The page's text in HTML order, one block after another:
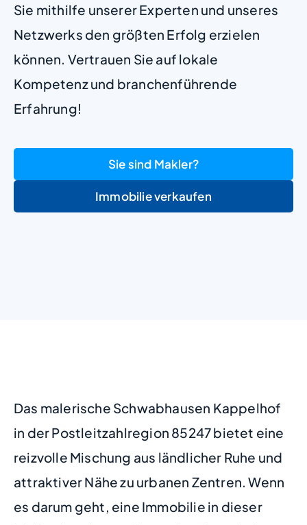
Sie mithilfe unserer Experten und unseres
Netzwerks den größten Erfolg erzielen
können. Vertrauen Sie auf lokale
Kompetenz und branchenführende
Erfahrung!
Sie sind Makler?
Immobilie verkaufen
Das malerische Schwabhausen Kappelhof
in der Postleitzahlregion 85247 bietet eine
reizvolle Mischung aus ländlicher Ruhe und
attraktiver Nähe zu urbanen Zentren. Wenn
es darum geht, eine Immobilie in dieser